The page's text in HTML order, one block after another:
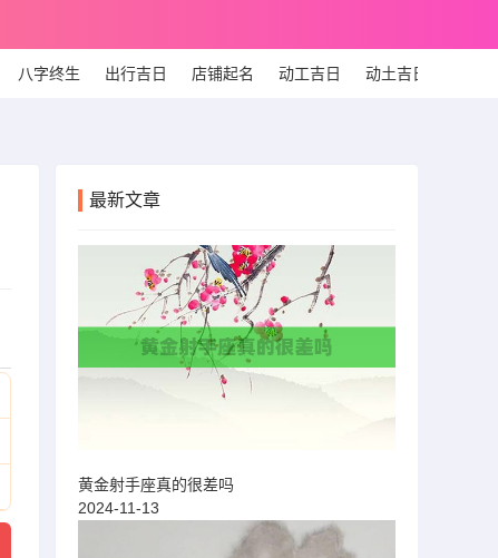
八字终生 出行吉日 店铺起名 动工吉日 动土吉日
最新文章
黄金射手座真的很差吗
2024-11-13